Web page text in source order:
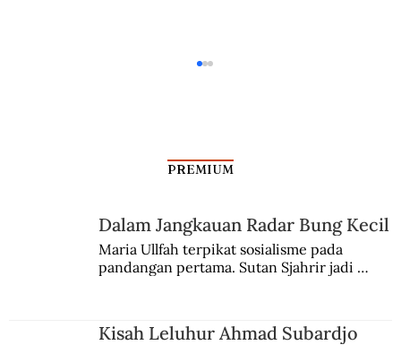
Sikut-sikutan Perlombaan Bom Atom
PREMIUM
Dalam Jangkauan Radar Bung Kecil
Maria Ullfah terpikat sosialisme pada
pandangan pertama. Sutan Sjahrir jadi
Kisah Leluhur Ahmad Subardjo